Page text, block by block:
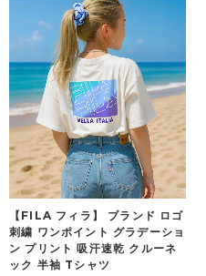
【FILA フィラ】 ブランド ロゴ
刺繍 ワンポイント グラデーショ
ン プリント 吸汗速乾 クルーネ
ック 半袖 Tシャツ